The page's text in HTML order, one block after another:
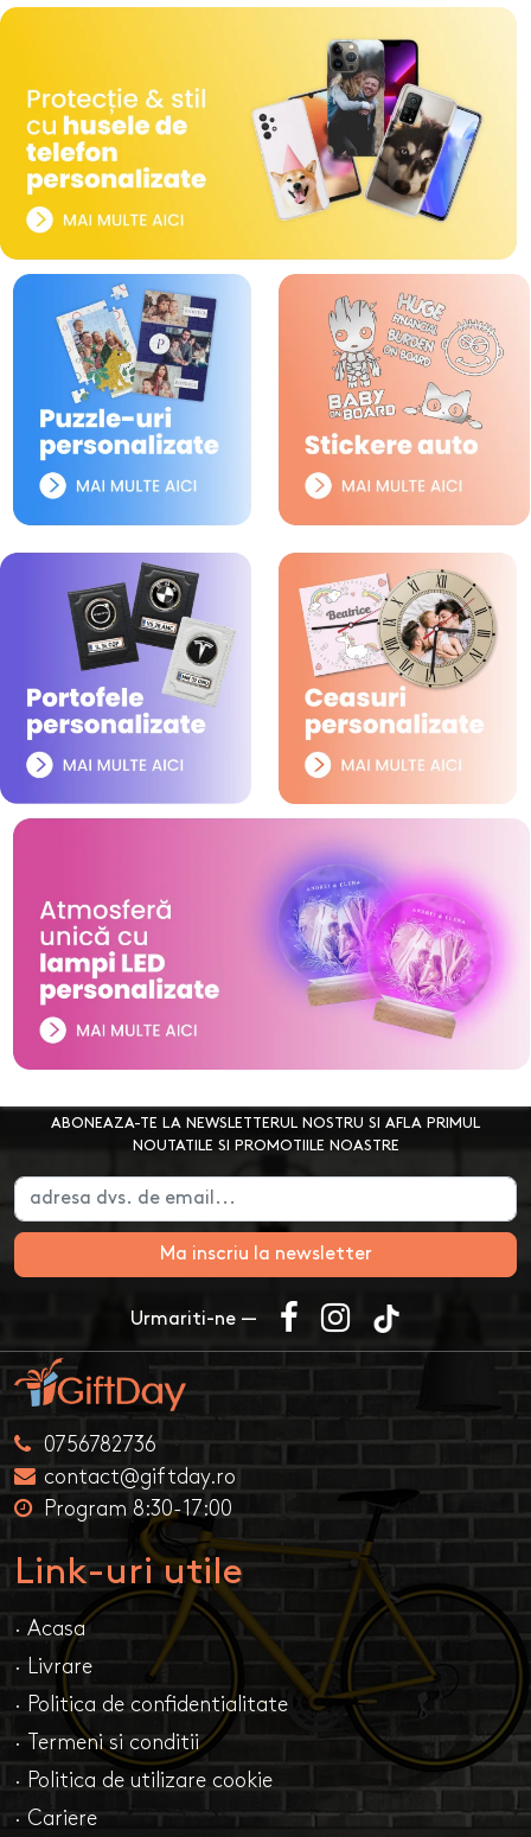
ABONEAZA-TE LA NEWSLETTERUL NOSTRU SI AFLA PRIMUL
NOUTATILE SI PROMOTIILE NOASTRE
Ma inscriu la newsletter
Urmariti-ne —
0756782736
contact@giftday.ro
Program 8:30-17:00
Link-uri utile
· Acasa
· Livrare
· Politica de confidentialitate
· Termeni si conditii
· Politica de utilizare cookie
· Cariere